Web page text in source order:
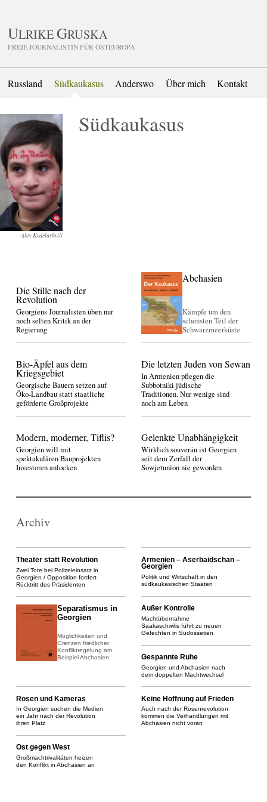
ULRIKEGRUSKA
FREIE JOURNALISTIN FÜR OSTEUROPA
Russland Südkaukasus Anderswo Über mich Kontakt
Alex Kedelashvili
Südkaukasus
Die Stille nach der
Revolution
Georgiens Journalisten üben nur
noch selten Kritik an der
Regierung
Abchasien
Kämpfe um den
schönsten Teil der
Schwarzmeerküste
Bio-Äpfel aus dem
Kriegsgebiet
Georgische Bauern setzen auf
Öko-Landbau statt staatliche
geförderte Großprojekte
Die letzten Juden von Sewan
In Armenien pflegen die
Subbotniki jüdische
Traditionen. Nur wenige sind
noch am Leben
Modern, moderner, Tiflis?
Georgien will mit
spektakulären Bauprojekten
Investoren anlocken
Gelenkte Unabhängigkeit
Wirklich souverän ist Georgien
seit dem Zerfall der
Sowjetunion nie geworden
Archiv
Theater statt Revolution
Zwei Tote bei Polizeieinsatz in
Georgien / Opposition fordert
Rücktritt des Präsidenten
Armenien – Aserbaidschan –
Georgien
Politik und Wirtschaft in den
südkaukasischen Staaten
Separatismus in
Georgien
Möglichkeiten und
Grenzen friedlicher
Konfliktregelung am
Beispiel Abchasien
Außer Kontrolle
Machtübernahme
Saakaschwilis führt zu neuen
Gefechten in Südossetien
Gespannte Ruhe
Georgien und Abchasien nach
dem doppelten Machtwechsel
Rosen und Kameras
In Georgien suchen die Medien
ein Jahr nach der Revolution
ihren Platz
Keine Hoffnung auf Frieden
Auch nach der Rosenrevolution
kommen die Verhandlungen mit
Abchasien nicht voran
Ost gegen West
Großmachtrivalitäten heizen
den Konflikt in Abchasien an